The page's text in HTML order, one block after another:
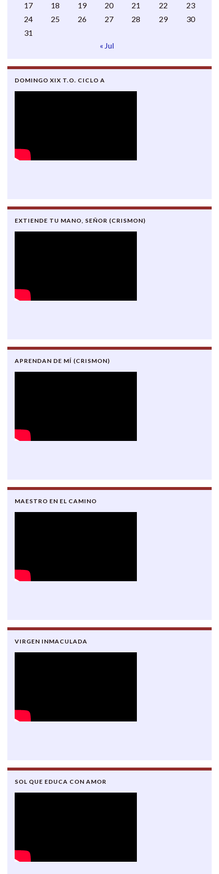
17
18 19 20 21 22
23
24
25 26 27 28 29
30
31
« Jul
DOMINGO XIX T.O. CICLO A
EXTIENDE TU MANO, SEÑOR (CRISMON)
APRENDAN DE MÍ (CRISMON)
MAESTRO EN EL CAMINO
VIRGEN INMACULADA
SOL QUE EDUCA CON AMOR